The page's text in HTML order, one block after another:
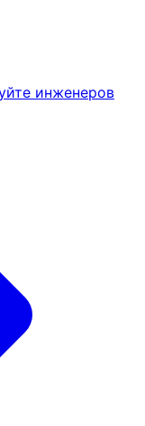
инженеров